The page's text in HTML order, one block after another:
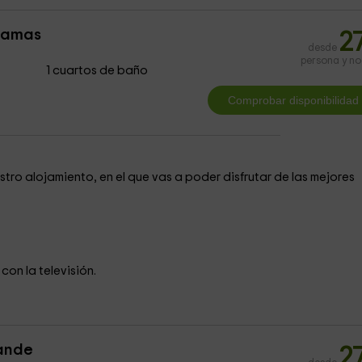
1 cuartos de baño
desde
persona y
alojamiento, en el que vas a poder disfrutar de las mejores
la televisión.